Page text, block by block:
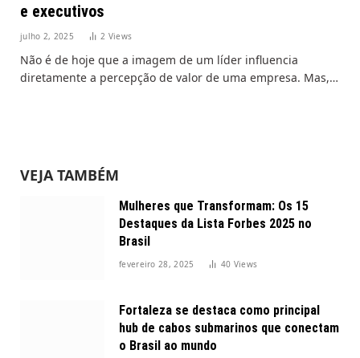
e executivos
julho 2, 2025 2 Views
Não é de hoje que a imagem de um líder influencia
diretamente a percepção de valor de uma empresa. Mas,…
VEJA TAMBÉM
Mulheres que Transformam: Os 15
Destaques da Lista Forbes 2025 no
Brasil
fevereiro 28, 2025 40 Views
Fortaleza se destaca como principal
hub de cabos submarinos que conectam
o Brasil ao mundo